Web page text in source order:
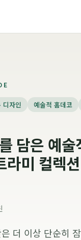
디자인 예술적 홈데코
담은 예술
라미 컬렉
더 이상 단순히